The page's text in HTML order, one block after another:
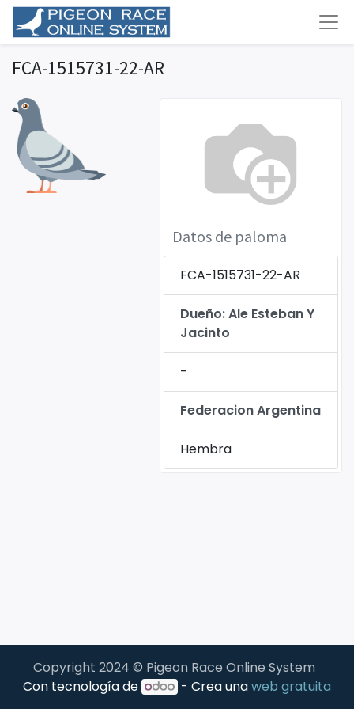
FCA-1515731-22-AR
Datos de paloma
FCA-1515731-22-AR
Dueño: Ale Esteban Y
Jacinto
-
Federacion Argentina
Hembra
Copyright 2024 © Pigeon Race Online System
Con tecnología de
- Crea unaweb gratuita